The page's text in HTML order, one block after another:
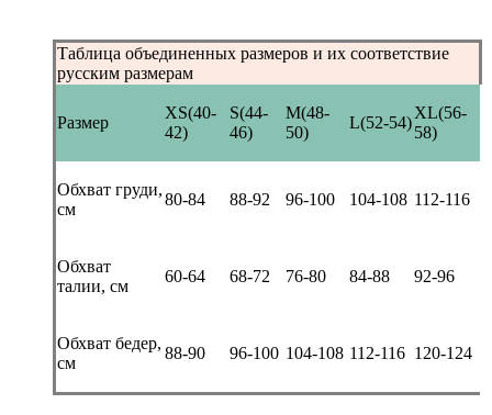
Таблица объединенных размеров и их соответствие
русским размерам
Размер
XS(40-
42)
S(44-
46)
M(48-
50)
L(52-54)
XL(56-
58)
Обхват груди,
см
80-84 88-92 96-100 104-108 112-116
Обхват
талии, см
60-64 68-72 76-80 84-88 92-96
Обхват бедер,
см
88-90 96-100 104-108 112-116 120-124